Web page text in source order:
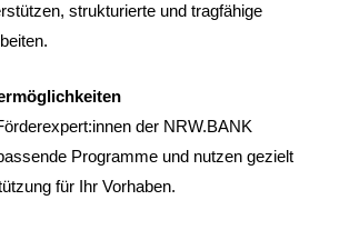
strukturierte und tragfähige
der NRW.BANK
Programme und nutzen gezielt
für Ihr Vorhaben.